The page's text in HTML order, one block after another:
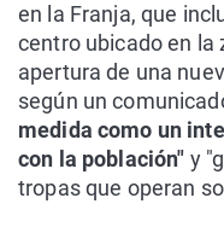
en la Franja, que
centro ubicado en la
apertura de una
según un
medida como un
con la población" y
tropas que operan